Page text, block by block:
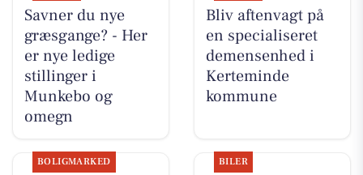
Savner du nye
græsgange? - Her
er nye ledige
stillinger i
Munkebo og
omegn
Bliv aftenvagt på
en specialiseret
demensenhed i
Kerteminde
kommune
BOLIGMARKED BILER